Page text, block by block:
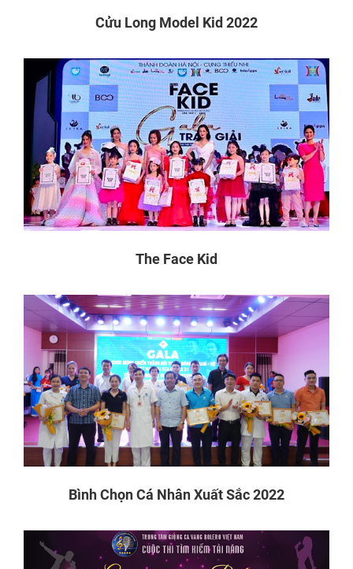
Cửu Long Model Kid 2022
The Face Kid
Bình Chọn Cá Nhân Xuất Sắc 2022